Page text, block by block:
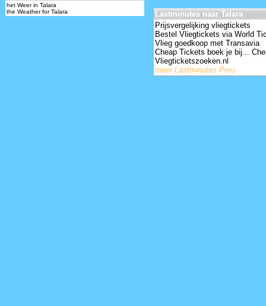
het Weer in Talara
the Weather for Talara
Lastminutes naar Talara
Prijsvergelijking vliegtickets
Bestel Vliegtickets via World
Vlieg goedkoop met Transavia
Cheap Tickets boek je bij...
Vliegticketszoeken.nl
meer Lastminutes Peru